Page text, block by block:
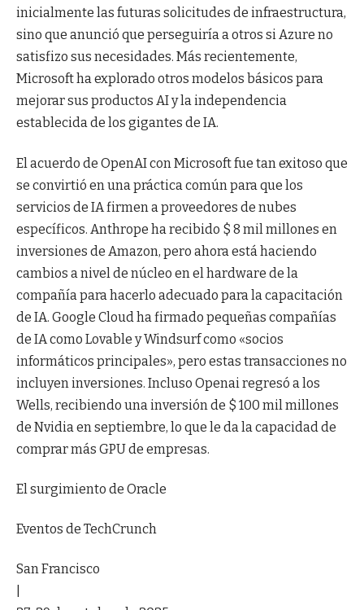
inicialmente las futuras solicitudes de infraestructura,
sino que anunció que perseguiría a otros si Azure no
satisfizo sus necesidades. Más recientemente,
Microsoft ha explorado otros modelos básicos para
mejorar sus productos AI y la independencia
establecida de los gigantes de IA.
El acuerdo de OpenAI con Microsoft fue tan exitoso que
se convirtió en una práctica común para que los
servicios de IA firmen a proveedores de nubes
específicos. Anthrope ha recibido $ 8 mil millones en
inversiones de Amazon, pero ahora está haciendo
cambios a nivel de núcleo en el hardware de la
compañía para hacerlo adecuado para la capacitación
de IA. Google Cloud ha firmado pequeñas compañías
de IA como Lovable y Windsurf como «socios
informáticos principales», pero estas transacciones no
incluyen inversiones. Incluso Openai regresó a los
Wells, recibiendo una inversión de $ 100 mil millones
de Nvidia en septiembre, lo que le da la capacidad de
comprar más GPU de empresas.
El surgimiento de Oracle
Eventos de TechCrunch
San Francisco